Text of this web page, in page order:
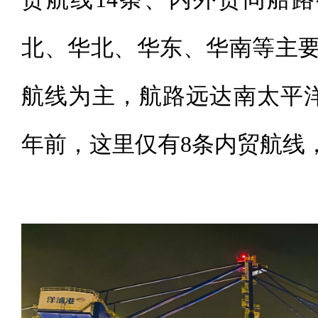
北、华北、华东、华南等主
航线为主，航路远达南太平
年前，这里仅有8条内贸航线